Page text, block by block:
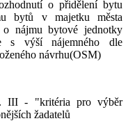
o přidělení bytu
bytů v majetku města
o nájmu bytové jednotky
s výší nájemného dle
návrhu(OSM)
III - "kritéria pro výběr
žadatelů